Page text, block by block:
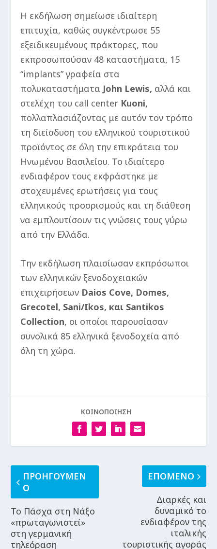
Η εκδήλωση σημείωσε ιδιαίτερη
επιτυχία, καθώς συγκέντρωσε 55
εξειδικευμένους πράκτορες, που
εκπροσωπούσαν 48 καταστήματα, 15
“implants” γραφεία στα
πολυκαταστήματα John Lewis, αλλά και
στελέχη του call center Kuoni,
πολλαπλασιάζοντας με αυτόν τον τρόπο
τη διείσδυση του ελληνικού τουριστικού
προϊόντος σε όλη την επικράτεια του
Ηνωμένου Βασιλείου. Το ιδιαίτερο
ενδιαφέρον τους εκφράστηκε με
στοχευμένες ερωτήσεις για τους
ελληνικούς προορισμούς και τη διάθεση
να εμπλουτίσουν τις γνώσεις τους γύρω
από την Ελλάδα.
Την εκδήλωση πλαισίωσαν εκπρόσωποι
των ελληνικών ξενοδοχειακών
επιχειρήσεων Daios Cove, Domes,
Grecotel, Sani/Ikos, και Santikos
Collection, οι οποίοι παρουσίασαν
συνολικά 85 ελληνικά ξενοδοχεία από
όλη τη χώρα.
ΚΟΙΝΟΠΟΙΗΣΗ
ΠΡΟΗΓΟΥΜΕΝ
Ο
Το Πάσχα στη Νάξο
«πρωταγωνιστεί»
στη γερμανική
τηλεόραση​​​​​​​​​​​
ΕΠΟΜΕΝΟ
Διαρκές και
δυναμικό το
ενδιαφέρον της
ιταλικής
τουριστικής αγοράς